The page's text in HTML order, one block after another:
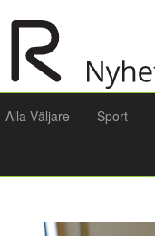
Alla Väljare Sport